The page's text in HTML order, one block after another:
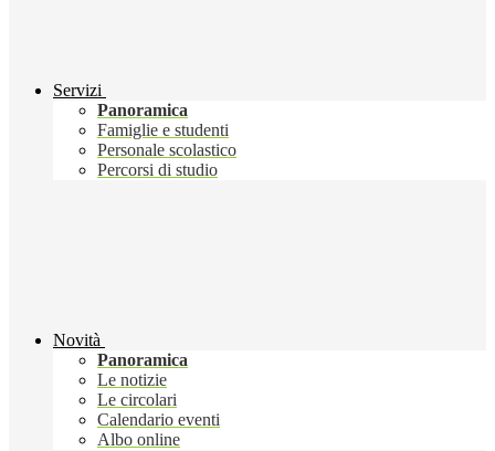
Servizi
Panoramica
Famiglie e studenti
Personale scolastico
Percorsi di studio
Novità
Panoramica
Le notizie
Le circolari
Calendario eventi
Albo online